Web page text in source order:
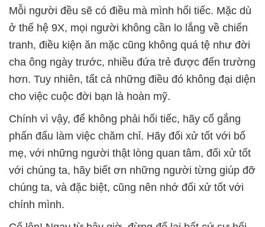
Mỗi người đều sẽ có điều mà mình hối tiếc. Mặc dù
ở thế hệ 9X, mọi người không cần lo lắng về chiến
tranh, điều kiện ăn mặc cũng không quá tệ như đời
cha ông ngày trước, nhiều đứa trẻ được đến trường
hơn. Tuy nhiên, tất cả những điều đó không đại diện
cho việc cuộc đời bạn là hoàn mỹ.
Chính vì vậy, để không phải hối tiếc, hãy cố gắng
phấn đấu làm việc chăm chỉ. Hãy đối xử tốt với bố
mẹ, với những người thật lòng quan tâm, đối xử tốt
với chúng ta, hãy biết ơn những người từng giúp đỡ
chúng ta, và đặc biệt, cũng nên nhớ đối xử tốt với
chính mình.